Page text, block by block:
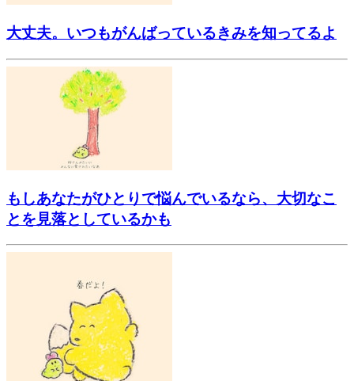
大丈夫。いつもがんばっているきみを知ってるよ
もしあなたがひとりで悩んでいるなら、大切なこ
とを見落としているかも